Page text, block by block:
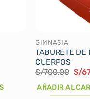
pueden
la
página
de
producto
GIMNASIA
TABURETE DE
CUERPOS
S/700.00 El
era:
S/
AÑADIR AL